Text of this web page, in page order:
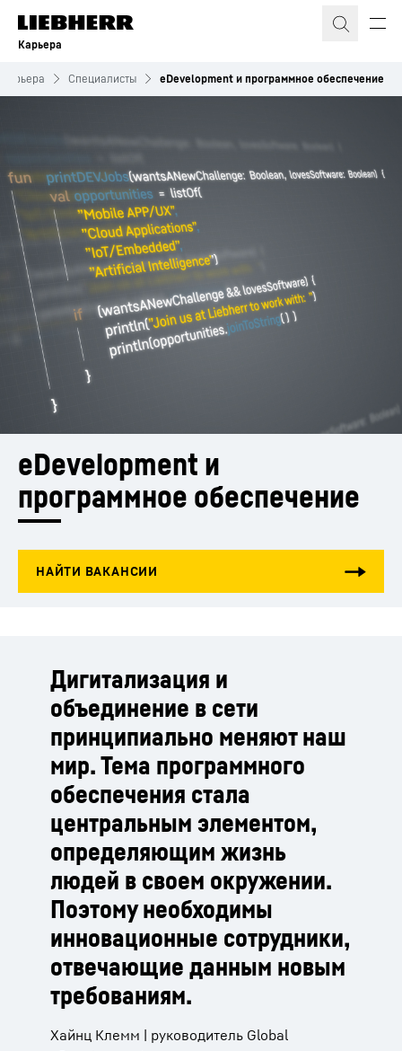
Карьера
Карьера Специалисты eDevelopment и программное обеспечение
eDevelopment и
программное обеспечение
Дигитализация и
объединение в сети
принципиально меняют наш
мир. Тема программного
обеспечения стала
центральным элементом,
определяющим жизнь
людей в своем окружении.
Поэтому необходимы
инновационные сотрудники,
отвечающие данным новым
требованиям.
Хайнц Клемм | руководитель Global